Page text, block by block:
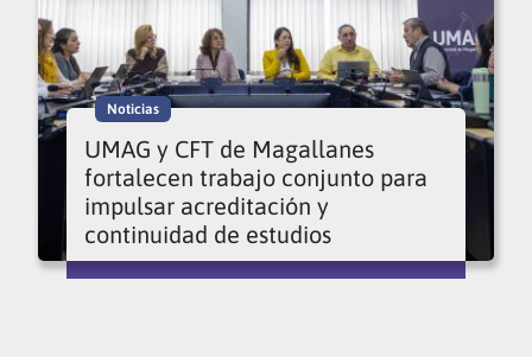
Noticias
UMAG y CFT de Magallanes
fortalecen trabajo conjunto para
impulsar acreditación y
continuidad de estudios